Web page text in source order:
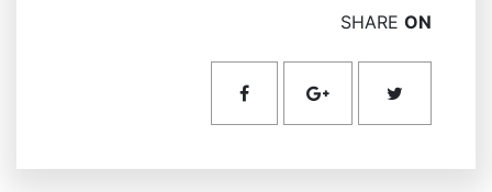
SHARE ON